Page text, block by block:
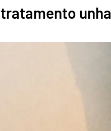
tratamento unha